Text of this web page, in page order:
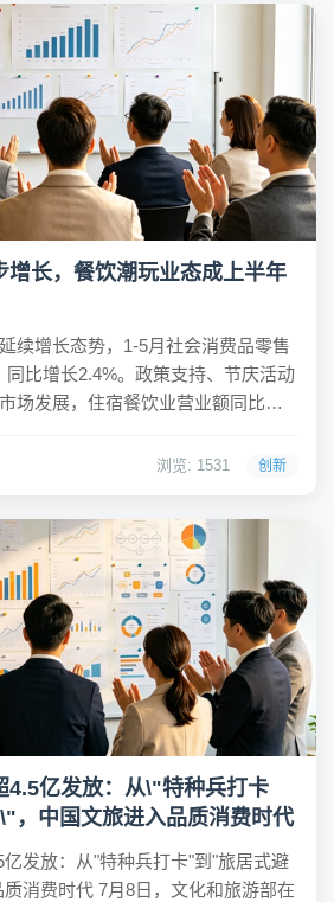
增长，餐饮潮玩业态成上半年
续增长态势，1-5月社会消费品零售
同比增长2.4%。政策支持、节庆活动
场发展，住宿餐饮业营业额同比增
。夏日清凉消费场景与“悦己”需求相
浏览: 1531 创新
4.5亿发放：从\"特种兵打卡
，中国文旅进入品质消费时代
发放：从"特种兵打卡"到"旅居式避
，文化和旅游部在